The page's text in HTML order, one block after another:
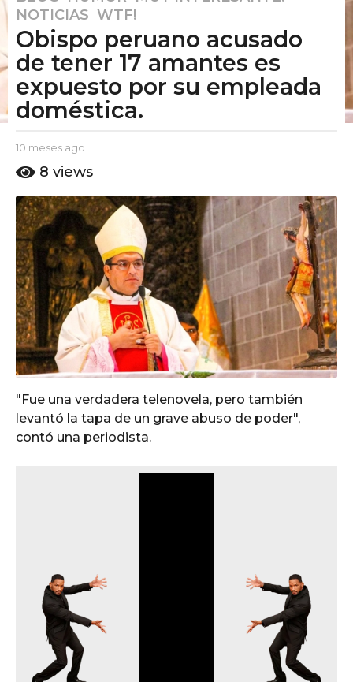
0
m
s
e
s
g
o
0
m
e
s
e
s
a
g
o
NOTICIAS ,WTF!
Obispo peruano acusado
de tener 17 amantes es
expuesto por su empleada
doméstica.
b
E
P
u
t
o
A
m
o
10 meses ago
m
s
e
s
a
g
o
8 views
"Fue una verdadera telenovela, pero también
levantó la tapa de un grave abuso de poder",
contó una periodista.